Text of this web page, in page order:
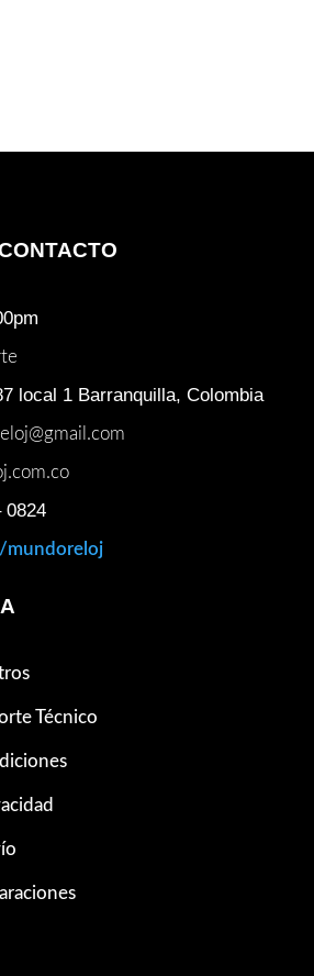
local 1 Barranquilla, Colombia
0824
mundoreloj
Técnico